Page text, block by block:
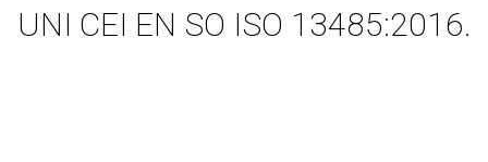
UNI CEI EN SO ISO 13485:2016.